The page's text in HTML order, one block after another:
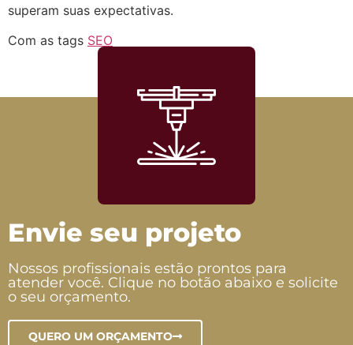
superam suas expectativas.
Com as tags SEO
Envie seu projeto
Nossos profissionais estão prontos para
atender você. Clique no botão abaixo e solicite
o seu orçamento.
QUERO UM ORÇAMENTO